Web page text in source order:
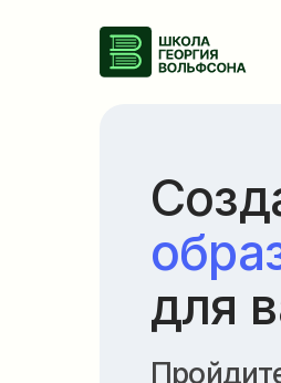
для
Пройдите